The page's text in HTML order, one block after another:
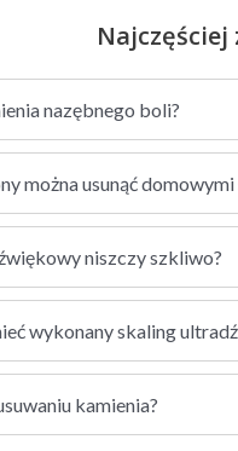
nazębnego boli?
można usunąć
niszczy szkliwo?
wykonany skaling
kamienia?